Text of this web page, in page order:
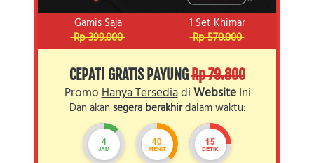
Gamis Saja
Rp 399.000
1 Set Khimar
Rp 570.000
CEPAT! GRATIS PAYUNG Rp 79.800
Promo Hanya Tersedia di Website Ini
Dan akan segera berakhir dalam waktu:
4
JAM
40
MENIT
11
DETIK